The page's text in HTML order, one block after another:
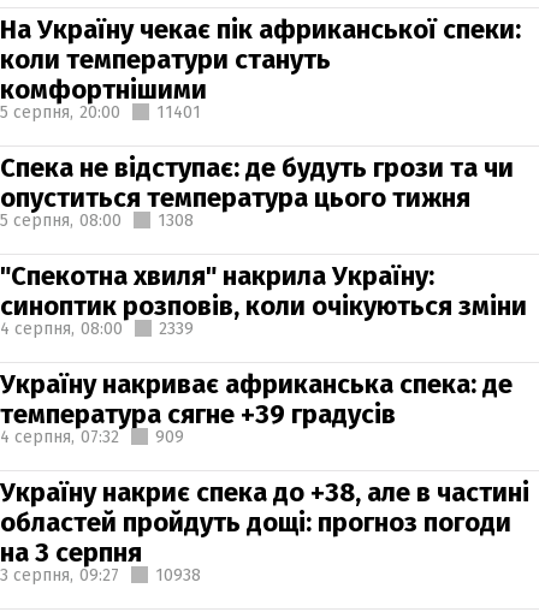
На Україну чекає пік африканської спеки:
коли температури стануть
комфортнішими
5 серпня, 20:00 11401
Спека не відступає: де будуть грози та чи
опуститься температура цього тижня
5 серпня, 08:00 1308
"Спекотна хвиля" накрила Україну:
синоптик розповів, коли очікуються зміни
4 серпня, 08:00 2339
Україну накриває африканська спека: де
температура сягне +39 градусів
4 серпня, 07:32 909
Україну накриє спека до +38, але в частині
областей пройдуть дощі: прогноз погоди
на 3 серпня
3 серпня, 09:27 10938